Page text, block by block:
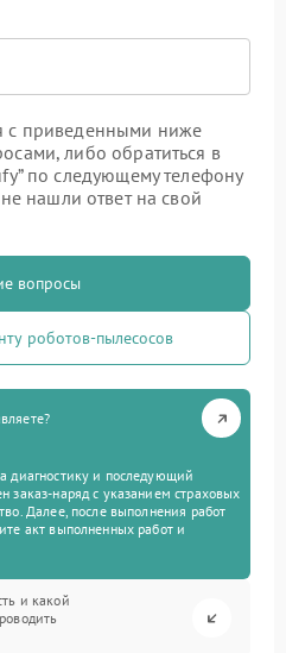
с приведенными ниже
либо обратиться в
по следующему телефону
нашли ответ на свой
вопросы
роботов-пылесосов
диагностику и последующий
заказ-наряд с указанием страховых
Далее, после выполнения работ
акт выполненных работ и
и какой